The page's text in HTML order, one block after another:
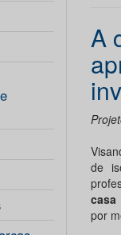
A
de
casa
por